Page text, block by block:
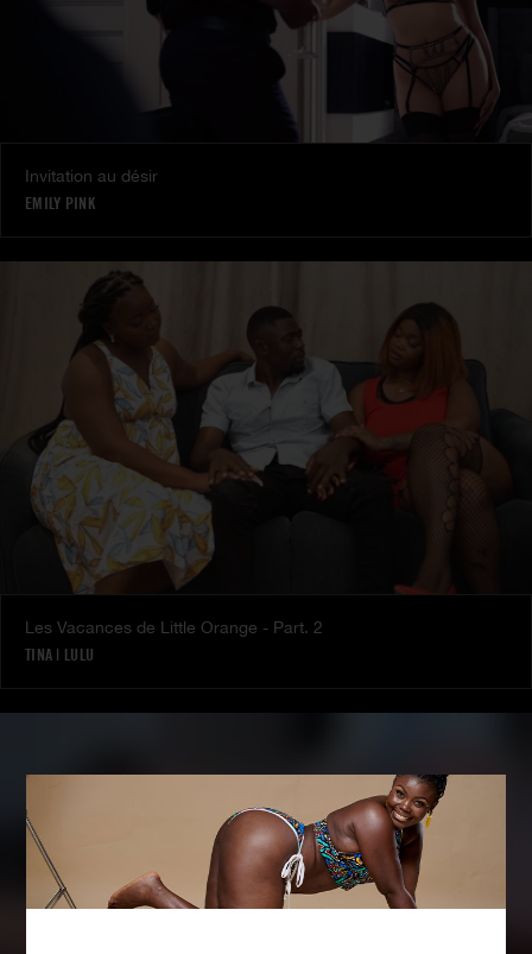
Invitation au désir
EMILY PINK
Les Vacances de Little Orange - Part. 2
TINA | LULU